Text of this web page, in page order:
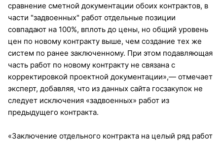
сравнение сметной документации обоих контрактов, в
части "задвоенных" работ отдельные позиции
совпадают на 100%, вплоть до цены, но общий уровень
цен по новому контракту выше, чем создание тех же
систем по ранее заключенному. При этом подавляющая
часть работ по новому контракту не связана с
корректировкой проектной документации»,— отмечает
эксперт, добавляя, что из данных сайта госзакупок не
следует исключения «задвоенных» работ из
предыдущего контракта.
«Заключение отдельного контракта на целый ряд работ